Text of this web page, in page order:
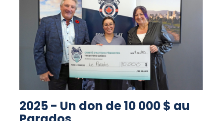
TEAMSTERS
CANADA
AVEC
UN
DON
DE
10
000
$
»
2025 - Un don de 10 000 $ au